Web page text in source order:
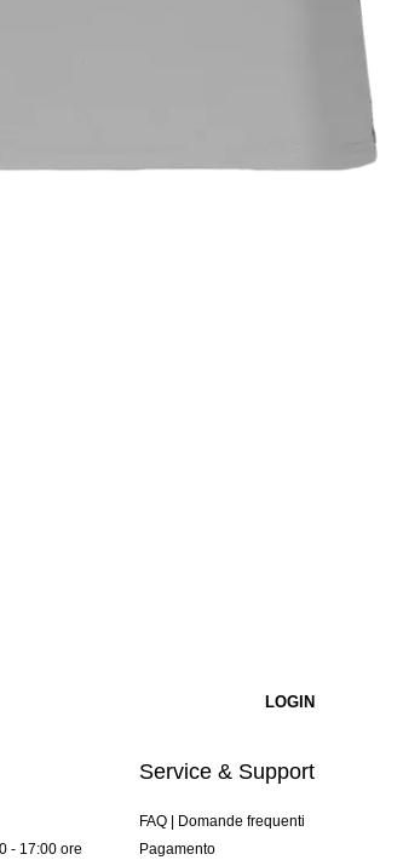
- 17:00 ore
Service & Support
FAQ | Domande frequenti
Pagamento